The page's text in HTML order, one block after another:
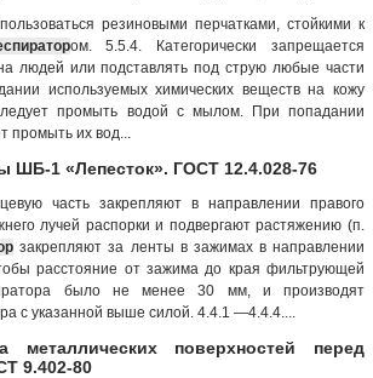
резиновыми перчатками, стойкими к
ом. 5.5.4. Категорически запрещается
людей или подставлять под струю любые части
используемых химических веществ на кожу
промыть водой с мылом. При попадании
промыть их вод...
ШБ-1 «Лепесток». ГОСТ 12.4.028-76
часть закрепляют в направлении правого
лучей распорки и подвергают растяжению (п.
закрепляют за ленты в зажимах в направлении
расстояние от зажима до края фильтрующей
было не менее 30 мм, и производят
с указанной выше силой. 4.4.1 —4.4.4....
металлических поверхностей перед
9.402-80